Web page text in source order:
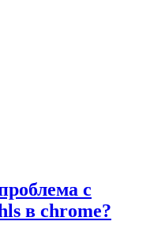
с
в chrome?